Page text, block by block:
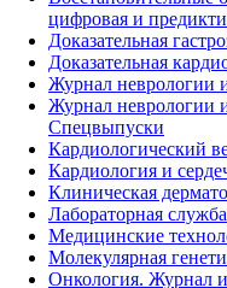
цифровая и
Доказательная
Доказательная
Журнал неврологии
Журнал неврологии
Спецвыпуски
Кардиологический
Кардиология и
Клиническая
Лабораторная служба
Медицинские
Молекулярная
Онкология. Журнал